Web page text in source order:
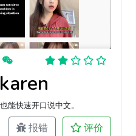
能快速开口说中文。
报错 评价